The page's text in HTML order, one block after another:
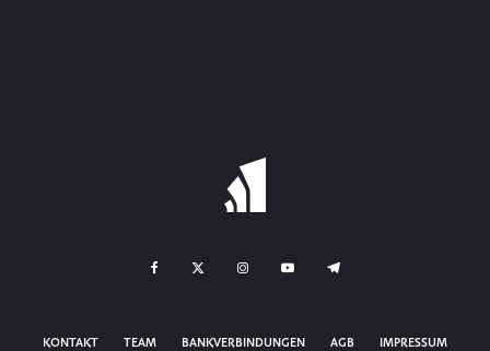
KONTAKT TEAM BANKVERBINDUNGEN AGB IMPRESSUM